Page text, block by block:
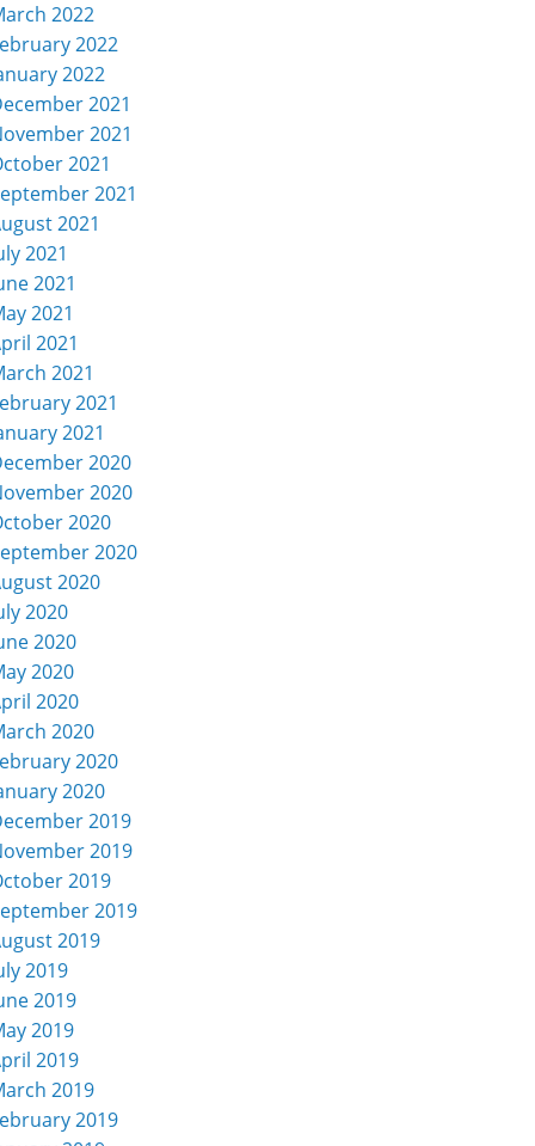
2022
2022
2022
2021
2021
2021
2021
2021
2021
2021
2021
2021
2021
2021
2021
2020
2020
2020
2020
2020
2020
2020
2020
2020
2020
2020
2020
2019
2019
2019
2019
2019
2019
2019
2019
2019
2019
2019